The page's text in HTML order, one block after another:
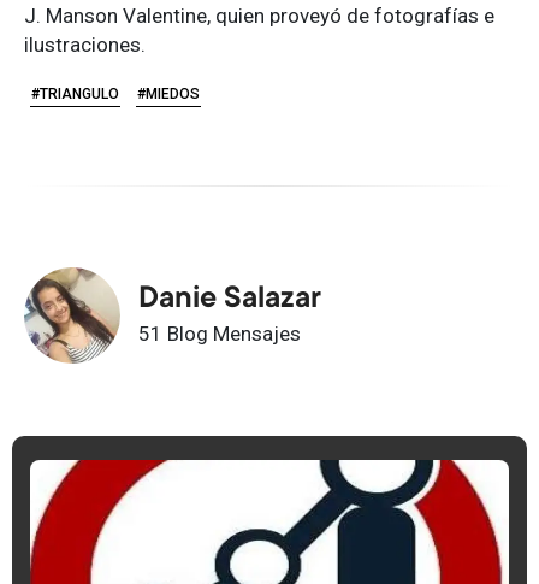
J. Manson Valentine, quien proveyó de fotografías e
ilustraciones.
#TRIANGULO #MIEDOS
Danie Salazar
51 Blog Mensajes